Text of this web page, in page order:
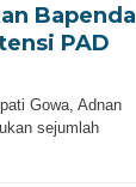
Bapenda
PAD
Gowa, Adnan
sejumlah